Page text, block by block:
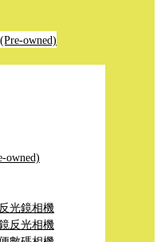
owned)
owned)
光鏡相機
反光相機